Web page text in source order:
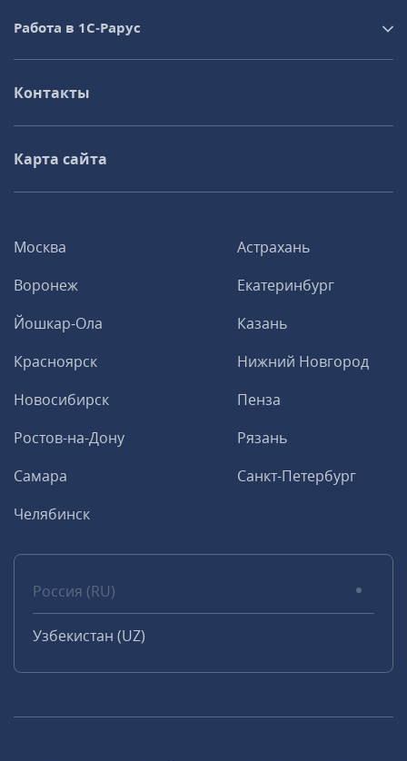
Москва
Астрахань
Воронеж
Екатеринбург
Йошкар-Ола
Казань
Красноярск
Нижний Новгород
Новосибирск
Пенза
Ростов-на-Дону
Рязань
Самара
Санкт-Петербург
Челябинск
Россия (RU)
Узбекистан (UZ)
Работа в 1С‑Рарус
Контакты
Карта сайта